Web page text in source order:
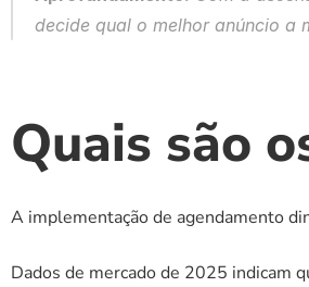
decide qual o melhor anúncio a
Quais são
A implementação de agendamento
Dados de mercado de 2025 indicam